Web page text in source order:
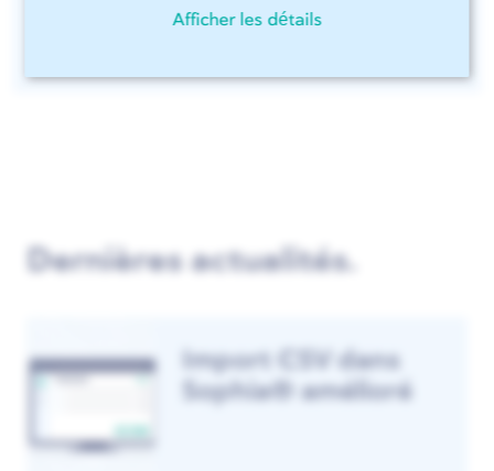
Afficher les détails
Dernières actualités.
Import CSV dans
Sophia® amélioré